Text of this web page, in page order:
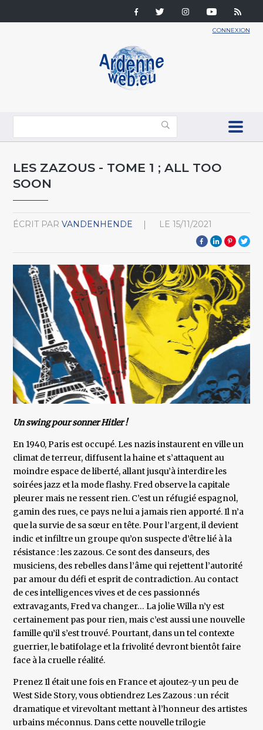
CONNEXION
LES ZAZOUS - TOME 1 ; ALL TOO
SOON
ÉCRIT PAR VANDENHENDE LE 15/11/2021
Un swing pour sonner Hitler !
En 1940, Paris est occupé. Les nazis instaurent en ville un
climat de terreur, diffusent la haine et s’attaquent au
moindre espace de liberté, allant jusqu’à interdire les
soirées jazz et la mode flashy. Fred observe la capitale
pleurer mais ne ressent rien. C’est un réfugié espagnol,
gamin des rues, ce pays ne lui a jamais rien apporté. Il n’a
que la survie de sa sœur en tête. Pour l’argent, il devient
indic et infiltre un groupe qu’on suspecte d’être lié à la
résistance : les zazous. Ce sont des danseurs, des
musiciens, des rebelles dans l’âme qui rejettent l’autorité
par amour du défi et esprit de contradiction. Au contact
de ces intelligences vives et de ces passionnés
extravagants, Fred va changer… La jolie Willa n’y est
certainement pas pour rien, mais c’est aussi une nouvelle
famille qu’il s’est trouvé. Pourtant, dans un tel contexte
guerrier, le batifolage et la frivolité devront bientôt faire
face à la cruelle réalité.
Prenez Il était une fois en France et ajoutez-y un peu de
West Side Story, vous obtiendrez Les Zazous : un récit
dramatique et virevoltant mettant à l’honneur des artistes
urbains méconnus. Dans cette nouvelle trilogie